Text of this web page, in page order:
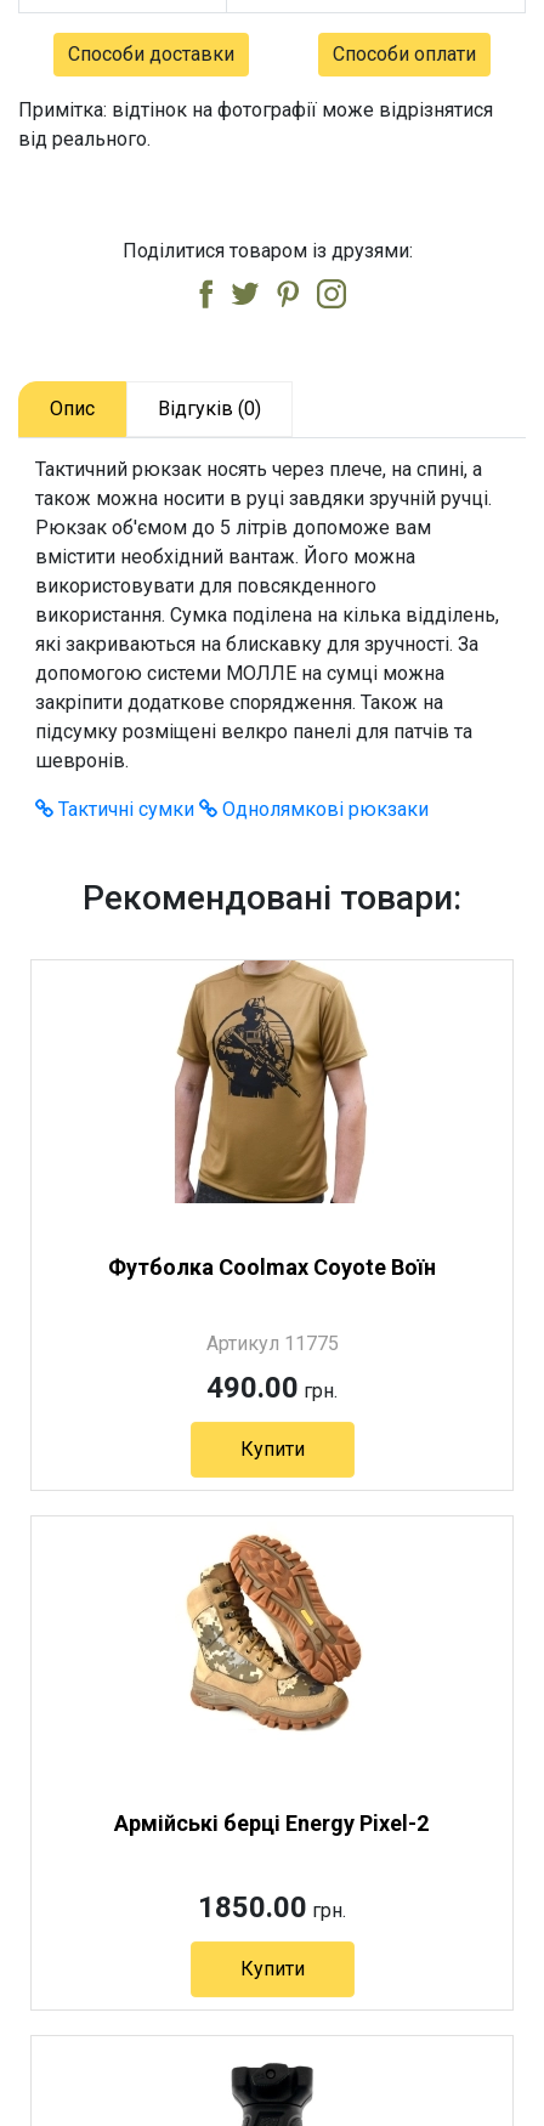
Способи доставки Способи оплати
Примітка: відтінок на фотографії може відрізнятися
від реального.
Поділитися товаром із друзями:
Опис Відгуків (0)
Тактичний рюкзак носять через плече, на спині, а
також можна носити в руці завдяки зручній ручці.
Рюкзак об'ємом до 5 літрів допоможе вам
вмістити необхідний вантаж. Його можна
використовувати для повсякденного
використання. Сумка поділена на кілька відділень,
які закриваються на блискавку для зручності. За
допомогою системи МОЛЛЕ на сумці можна
закріпити додаткове спорядження. Також на
підсумку розміщені велкро панелі для патчів та
шевронів.
Тактичні сумки Однолямкові рюкзаки
Рекомендовані товари:
Футболка Coolmax Coyote Воїн
Артикул 11775
490.00 грн.
Купити
Армійські берці Energy Pixel-2
1850.00 грн.
Купити